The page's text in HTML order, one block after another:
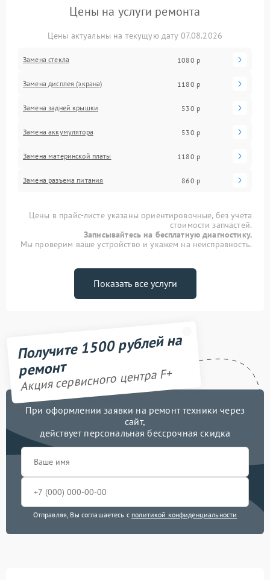
Цены на услуги ремонта
Цены актуальны на текущую дату 07.08.2026
Замена стекла 1080 р
Замена дисплея (экрана) 1180 р
Замена задней крышки 530 р
Замена аккумулятора 530 р
Замена материнской платы 1180 р
Замена разъема питания 860 р
Цены в прайс-листе указаны ориентировочные, без учета
стоимости запчастей.
Записывайтесь на бесплатную диагностику.
Мы проверим ваше устройство и укажем на неисправность.
Показать все услуги
Получите 1500 рублей на
ремонт
Акция сервисного центра F+
При оформлении заявки на ремонт техники через
сайт,
действует персональная бессрочная скидка
Отправляя, Вы соглашаетесь с политикой конфиденциальности